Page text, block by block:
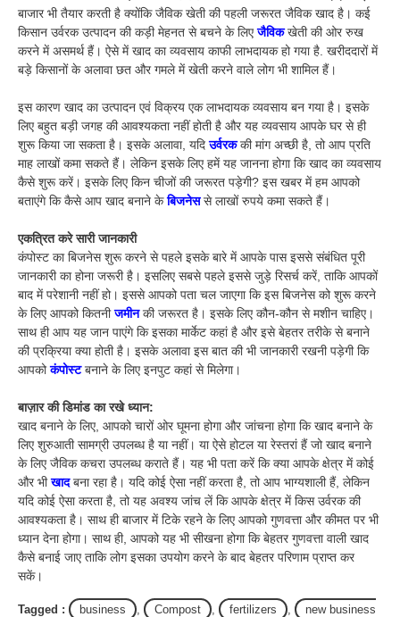
बाजार भी तैयार करती है क्योंकि जैविक खेती की पहली जरूरत जैविक खाद है। कई
किसान उर्वरक उत्पादन की कड़ी मेहनत से बचने के लिएजैविक खेती की ओर रुख
करने में असमर्थ हैं। ऐसे में खाद का व्यवसाय काफी लाभदायक हो गया है. खरीददारों में
बड़े किसानों के अलावा छत और गमले में खेती करने वाले लोग भी शामिल हैं।
इस कारण खाद का उत्पादन एवं विक्रय एक लाभदायक व्यवसाय बन गया है। इसके
लिए बहुत बड़ी जगह की आवश्यकता नहीं होती है और यह व्यवसाय आपके घर से ही
शुरू किया जा सकता है। इसके अलावा, यदिउर्वरककी मांग अच्छी है, तो आप प्रति
माह लाखों कमा सकते हैं। लेकिन इसके लिए हमें यह जानना होगा कि खाद का व्यवसाय
कैसे शुरू करें। इसके लिए किन चीजों की जरूरत पड़ेगी? इस खबर में हम आपको
बताएंगे कि कैसे आप खाद बनाने केबिजनेससे लाखों रुपये कमा सकते हैं।
एकत्रित करे सारी जानकारी
कंपोस्ट का बिजनेस शुरू करने से पहले इसके बारे में आपके पास इससे संबंधित पूरी
जानकारी का होना जरूरी है। इसलिए सबसे पहले इससे जुड़े रिसर्च करें, ताकि आपकों
बाद में परेशानी नहीं हो। इससे आपको पता चल जाएगा कि इस बिजनेस को शुरू करने
के लिए आपको कितनीजमीन की जरूरत है। इसके लिए कौन-कौन से मशीन चाहिए।
साथ ही आप यह जान पाएंगे कि इसका मार्केट कहां है और इसे बेहतर तरीके से बनाने
की प्रक्रिया क्या होती है। इसके अलावा इस बात की भी जानकारी रखनी पड़ेगी कि
आपकोकंपोस्ट बनाने के लिए इनपुट कहां से मिलेगा।
बाज़ार की डिमांड का रखे ध्यान:
खाद बनाने के लिए, आपको चारों ओर घूमना होगा और जांचना होगा कि खाद बनाने के
लिए शुरुआती सामग्री उपलब्ध है या नहीं। या ऐसे होटल या रेस्तरां हैं जो खाद बनाने
के लिए जैविक कचरा उपलब्ध कराते हैं। यह भी पता करें कि क्या आपके क्षेत्र में कोई
और भीखादबना रहा है। यदि कोई ऐसा नहीं करता है, तो आप भाग्यशाली हैं, लेकिन
यदि कोई ऐसा करता है, तो यह अवश्य जांच लें कि आपके क्षेत्र में किस उर्वरक की
आवश्यकता है। साथ ही बाजार में टिके रहने के लिए आपको गुणवत्ता और कीमत पर भी
ध्यान देना होगा। साथ ही, आपको यह भी सीखना होगा कि बेहतर गुणवत्ता वाली खाद
कैसे बनाई जाए ताकि लोग इसका उपयोग करने के बाद बेहतर परिणाम प्राप्त कर
सकें।
Tagged : business Compost fertilizers new business